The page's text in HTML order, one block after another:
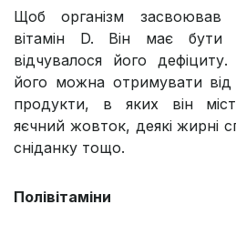
Щоб організм засвоював
вітамін D. Він має бути
відчувалося його
його можна отримувати
продукти, в яких він
яєчний жовток, деякі жирні
сніданку тощо.
Полівітаміни